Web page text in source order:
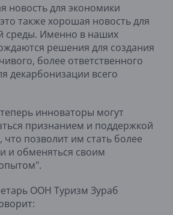
новость для экономики
также хорошая новость для
среды. Именно в наших
решения для создания
более ответственного
декарбонизации всего
инноваторы могут
признанием и поддержкой
позволит им стать более
и обменяться своим
ООН Туризм Зураб